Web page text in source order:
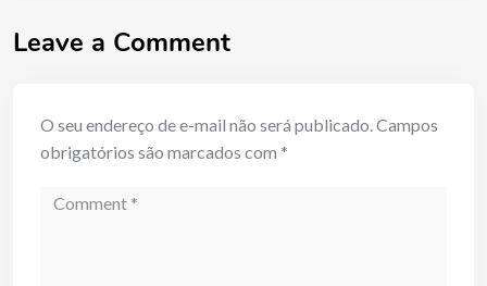
Leave a Comment
O seu endereço de e-mail não será publicado.Campos
obrigatórios são marcados com *
Comment